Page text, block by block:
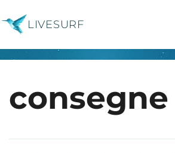
LIVESURF
consegne